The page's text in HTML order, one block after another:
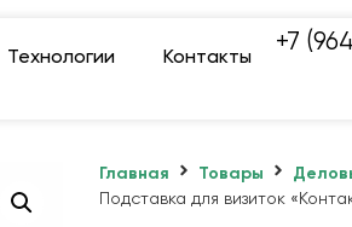
Технологии Контакты
+7
Главная Товары
Подставка для визиток